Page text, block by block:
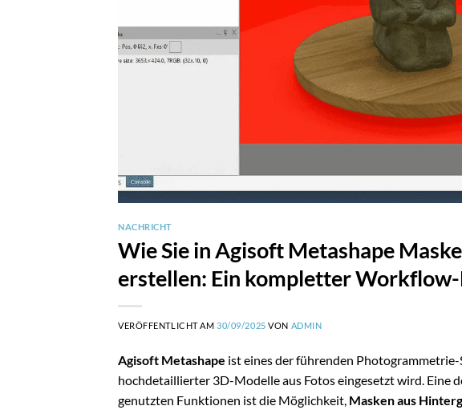
NACHRICHT
Wie Sie in Agisoft Metashape
erstellen: Ein kompletter
VERÖFFENTLICHT AM 30/09/2025 VON ADMIN
Agisoft Metashape ist eines der führenden
hochdetaillierter 3D-Modelle aus Fotos eingesetzt wird. Eine
genutzten Funktionen ist die Möglichkeit, Masken aus